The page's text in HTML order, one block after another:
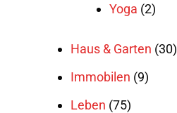
Yoga (2)
Haus & Garten (30)
Immobilen (9)
Leben (75)